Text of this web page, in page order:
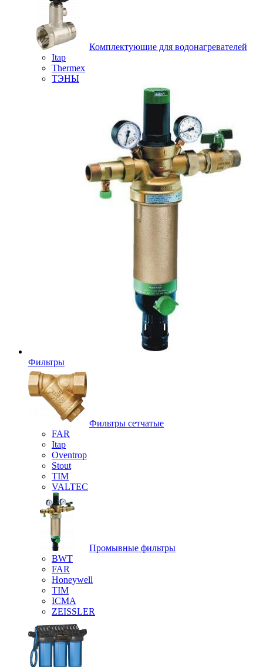
Комплектующие для водонагревателей
Itap
Thermex
ТЭНЫ
Фильтры
Фильтры сетчатые
FAR
Itap
Oventrop
Stout
TIM
VALTEC
Промывные фильтры
BWT
FAR
Honeywell
TIM
ICMA
ZEISSLER